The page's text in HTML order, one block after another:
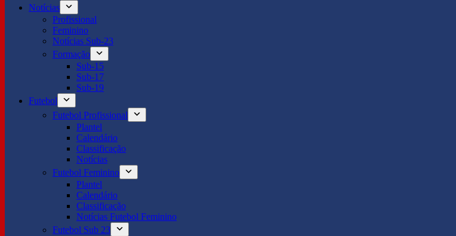
Notícias
Profissional
Feminino
Notícias Sub-23
Formação
Sub-15
Sub-17
Sub-19
Futebol
Futebol Profissional
Plantel
Calendário
Classificação
Notícias
Futebol Feminino
Plantel
Calendário
Classificação
Notícias Futebol Feminino
Futebol Sub 23